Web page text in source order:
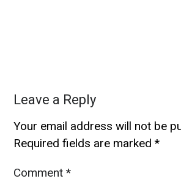
Leave a Reply
Your email address will not be
Required fields are marked*
Comment*